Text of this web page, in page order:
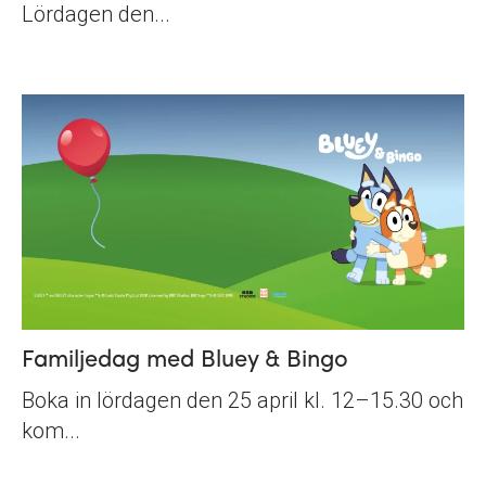
Lördagen den...
Familjedag med Bluey & Bingo
Boka in lördagen den 25 april kl. 12–15.30 och
kom...